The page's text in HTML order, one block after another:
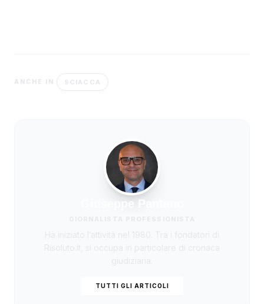
ANCHE IN SCIACCA
Giuseppe Pantano
TUTTI GLI ARTICOLI